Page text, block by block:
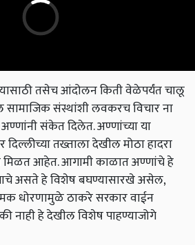
तसेच आंदोलन किती वेळेपर्यंत चालू
सामाजिक संस्थांशी लवकरच विचार ना
संकेत दिलेत. अण्णांच्या या
दिल्लीच्या तख्ताला देखील मोठा हादरा
आहेत. आगामी काळात अण्णांचे हे
असते हे विशेष बघण्यासारखे असेल,
धोरणामुळे ठाकरे सरकार वाईन
नाही हे देखील विशेष पाहण्याजोगे